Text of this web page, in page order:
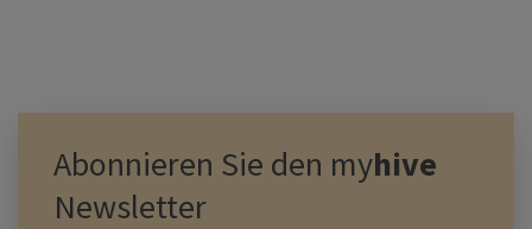
Abonnieren Sie den myhive
Newsletter